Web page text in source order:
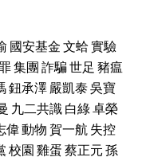
國安基金文蛤實驗
集團詐騙世足 豬瘟
鈕承澤嚴凱泰吳寶
九二共識白綠卓榮
偉動物賀一航失控
校園雞蛋蔡正元孫